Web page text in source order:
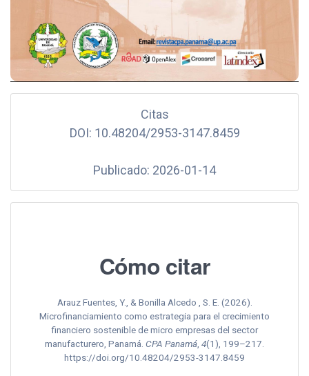
Citas
DOI: 10.48204/2953-3147.8459
Publicado: 2026-01-14
Cómo citar
Arauz Fuentes, Y., & Bonilla Alcedo , S. E. (2026).
Microfinanciamiento como estrategia para el crecimiento
financiero sostenible de micro empresas del sector
manufacturero, Panamá. CPA Panamá, 4(1), 199–217.
https://doi.org/10.48204/2953-3147.8459